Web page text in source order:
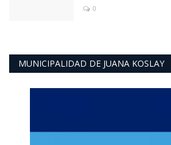
0
MUNICIPALIDAD DE JUANA KOSLAY